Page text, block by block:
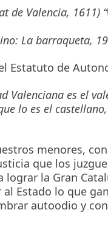
de Valencia, 1611) “
La barraqueta,
Estatuto de
Valenciana es el
lo es el
menores,
que los
la Gran
Estado lo que
autoodio y